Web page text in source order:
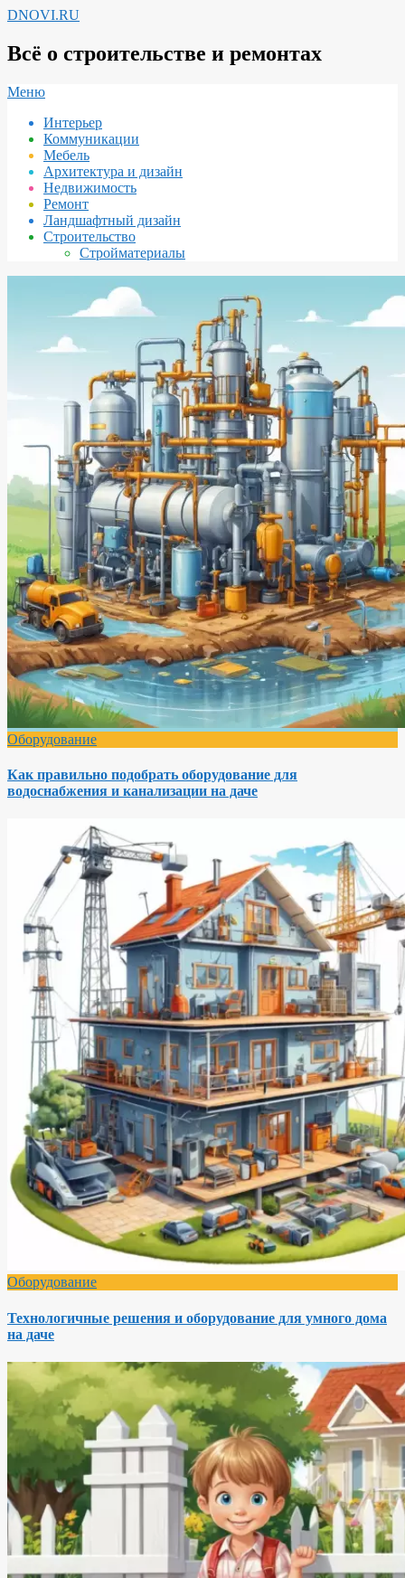
Перейти
содержимому
DNOVI.RU
Всё о строительстве и ремонтах
Вторичное
навигации
Меню
Интерьер
Коммуникации
Мебель
Архитектура и дизайн
Недвижимость
Ремонт
Ландшафтный дизайн
Строительство
Стройматериалы
Оборудование
Как правильно подобрать оборудование для
водоснабжения и канализации на даче
Оборудование
Технологичные решения и оборудование для умного дома
на даче